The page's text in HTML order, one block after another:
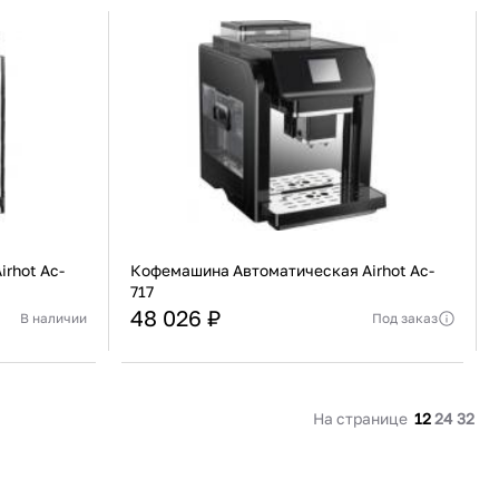
136 538 ₽
Количество дверей
В корзину
Купить сейчас
Ac-
В наличии
Китай
Кофемашина Автоматическая Airhot Ac-
717
48 026 ₽ Под заказ
Актуальную стоимость уточнять у менеджера
Страна
Китай
В корзину
На странице 12 24 32